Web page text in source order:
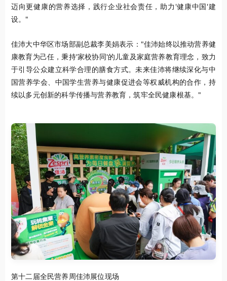
迈向更健康的营养选择，践行企业社会责任，助力'健康中国'建
设。"
佳沛大中华区市场部副总裁李美娟表示："佳沛始终以推动营养健
康教育为己任，秉持'家校协同'的儿童及家庭营养教育理念，致力
于引导公众建立科学合理的膳食方式。未来佳沛将继续深化与中
国营养学会、中国学生营养与健康促进会等权威机构的合作，持
续以多元创新的科学传播与营养教育，筑牢全民健康根基。"
第十二届全民营养周佳沛展位现场